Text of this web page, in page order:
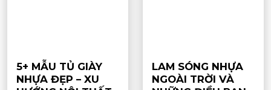
5+ MẪU TỦ GIÀY
NHỰA ĐẸP – XU
LAM SÓNG NHỰA
NGOÀI TRỜI VÀ